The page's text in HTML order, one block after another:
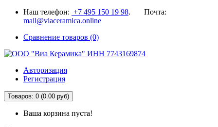
Наш телефон: +7 495 150 19 98. Почта:
mail@viaceramica.online
Сравнение товаров (0)
Авторизация
Регистрация
Товаров: 0 (0.00 руб)
Ваша корзина пуста!